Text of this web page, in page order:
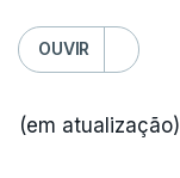
OUVIR
(em atualização)